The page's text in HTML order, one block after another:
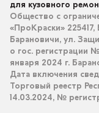
для кузовного
Общество с
«ПроКраски» 225417,
Барановичи, ул.
о гос. регистрации
января 2024 г.
Дата включения
Торговый реестр
14.03.2024, №